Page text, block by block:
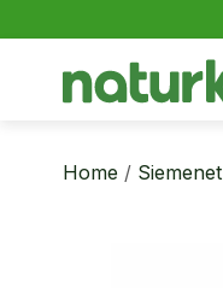
Home / Siemenet